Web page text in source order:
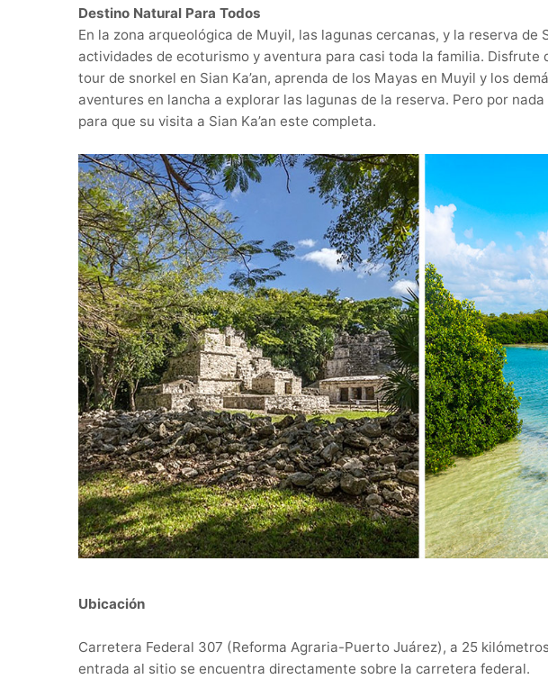
Destino Natural Para Todos
En la zona arqueológica de Muyil, las lagunas cercanas, y la reserva de
actividades de ecoturismo y aventura para casi toda la familia. Disfrute
tour de snorkel en Sian Ka’an, aprenda de los Mayas en Muyil y los
aventures en lancha a explorar las lagunas de la reserva. Pero por
para que su visita a Sian Ka’an este completa.
Ubicación
Carretera Federal 307 (Reforma Agraria-Puerto Juárez), a 25
entrada al sitio se encuentra directamente sobre la carretera federal.